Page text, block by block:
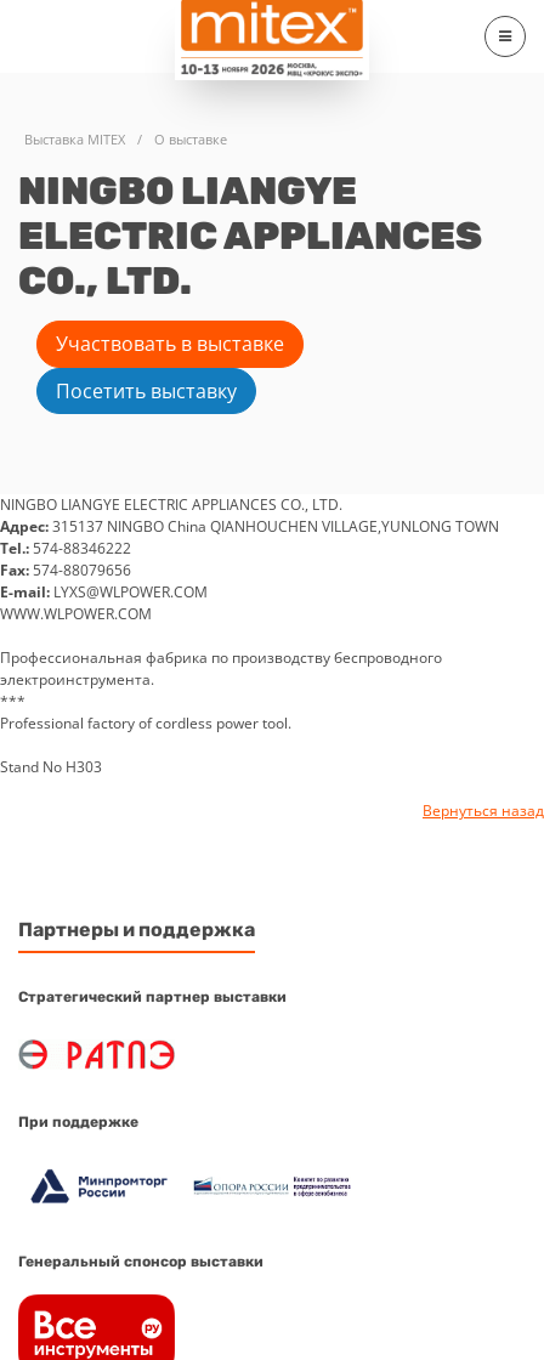
Выставка MITEX / О выставке
NINGBO LIANGYE
ELECTRIC APPLIANCES
CO., LTD.
Участвовать в выставке
Посетить выставку
NINGBO LIANGYE ELECTRIC APPLIANCES CO., LTD.
Адрес:315137 NINGBO China QIANHOUCHEN VILLAGE,YUNLONG TOWN
Tel.: 574-88346222
Fax: 574-88079656
E-mail: LYXS@WLPOWER.COM
WWW.WLPOWER.COM
Профессиональная фабрика по производству беспроводного
электроинструмента.
***
Professional factory of cordless power tool.
Stand No H303
Вернуться назад
Партнеры и поддержка
Стратегический партнер выставки
При поддержке
Генеральный спонсор выставки